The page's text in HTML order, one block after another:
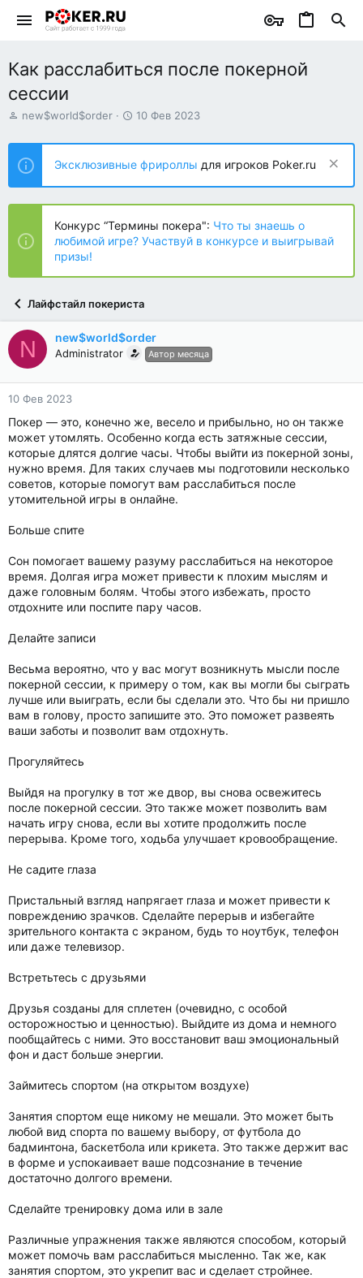
Как расслабиться после покерной
сессии
А
т
о
р
т
е
ы
new$world$order
Д
т
н
а
ч
л
а
10 Фев 2023
Эксклюзивные фрироллы для игроков Poker.ru
Конкурс “Термины покера": Что ты знаешь о
любимой игре? Участвуй в конкурсе и выигрывай
призы!
Лайфстайл покериста
N new$world$order
Administrator Автор месяца
10 Фев 2023
Покер — это, конечно же, весело и прибыльно, но он также
может утомлять. Особенно когда есть затяжные сессии,
которые длятся долгие часы. Чтобы выйти из покерной зоны,
нужно время. Для таких случаев мы подготовили несколько
советов, которые помогут вам расслабиться после
утомительной игры в онлайне.
Больше спите
Сон помогает вашему разуму расслабиться на некоторое
время. Долгая игра может привести к плохим мыслям и
даже головным болям. Чтобы этого избежать, просто
отдохните или поспите пару часов.
Делайте записи
Весьма вероятно, что у вас могут возникнуть мысли после
покерной сессии, к примеру о том, как вы могли бы сыграть
лучше или выиграть, если бы сделали это. Что бы ни пришло
вам в голову, просто запишите это. Это поможет развеять
ваши заботы и позволит вам отдохнуть.
Прогуляйтесь
Выйдя на прогулку в тот же двор, вы снова освежитесь
после покерной сессии. Это также может позволить вам
начать игру снова, если вы хотите продолжить после
перерыва. Кроме того, ходьба улучшает кровообращение.
Не садите глаза
Пристальный взгляд напрягает глаза и может привести к
повреждению зрачков. Сделайте перерыв и избегайте
зрительного контакта с экраном, будь то ноутбук, телефон
или даже телевизор.
Встретьтесь с друзьями
Друзья созданы для сплетен (очевидно, с особой
осторожностью и ценностью). Выйдите из дома и немного
пообщайтесь с ними. Это восстановит ваш эмоциональный
фон и даст больше энергии.
Займитесь спортом (на открытом воздухе)
Занятия спортом еще никому не мешали. Это может быть
любой вид спорта по вашему выбору, от футбола до
бадминтона, баскетбола или крикета. Это также держит вас
в форме и успокаивает ваше подсознание в течение
достаточно долгого времени.
Сделайте тренировку дома или в зале
Различные упражнения также являются способом, который
может помочь вам расслабиться мысленно. Так же, как
занятия спортом, это укрепит вас и сделает стройнее.